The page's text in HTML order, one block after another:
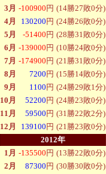
3月 -100900 円 (14勝27敗0分)
4月
130200 円 (24勝26敗0分)
5月
-51400 円 (28勝31敗0分)
6月 -139000 円 (10勝24敗0分)
7月 -174900 円 (21勝31敗0分)
8月
7200 円 (15勝14敗0分)
9月
1100 円 (24勝29敗1分)
10月
52200 円 (24勝23敗0分)
11月
59500 円 (31勝22敗2分)
12月
139100 円 (21勝23敗0分)
2012年
1月 -135500 円 (13勝22敗0分)
2月
87300 円 (30勝30敗0分)